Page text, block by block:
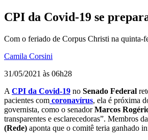
CPI da Covid-19 se
Com o feriado de Corpus Christi na quinta-
Camila Corsini
31/05/2021 às 06h28
A CPI da Covid-19 no Senado Federal
pacientes com coronavírus, ela é próxima
governista, como o senadorMarcos
transparentes e esclarecedoras”. Membros
(Rede) aponta que o comitê teria ganhado